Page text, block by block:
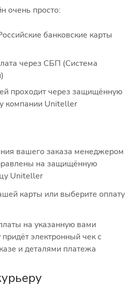
очень просто:
банковские карты
через СБП (Система
проходит через защищённую
компании Uniteller
вашего заказа менеджером
на защищённую
Uniteller
карты или выберите оплату
на указанную вами
электронный чек с
и деталями платежа